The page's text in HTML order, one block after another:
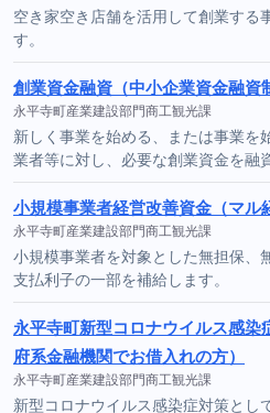
空き家空き店舗を活用して創業する
す。
創業資金融資（中小企業資金融資
永平寺町産業建設部門商工観光課
新しく事業を始める、または事業を
業者等に対し、必要な創業資金を融
小規模事業者経営改善資金（マル
永平寺町産業建設部門商工観光課
小規模事業者を対象とした無担保、
支払利子の一部を補給します。
永平寺町新型コロナウイルス感染
府系金融機関でお借入れの方）
永平寺町産業建設部門商工観光課
新型コロナウイルス感染症対策とし